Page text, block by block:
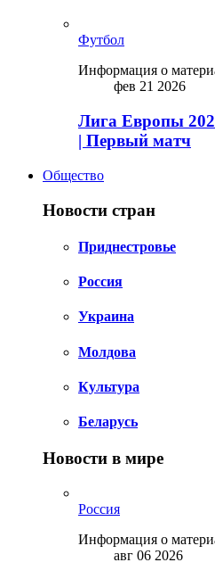
Футбол
Информация о
фев 21 2026
Лига Европы
| Первый матч
Общество
Новости стран
Приднестровье
Россия
Украина
Молдова
Культура
Беларусь
Новости в мире
Россия
Информация о
авг 06 2026